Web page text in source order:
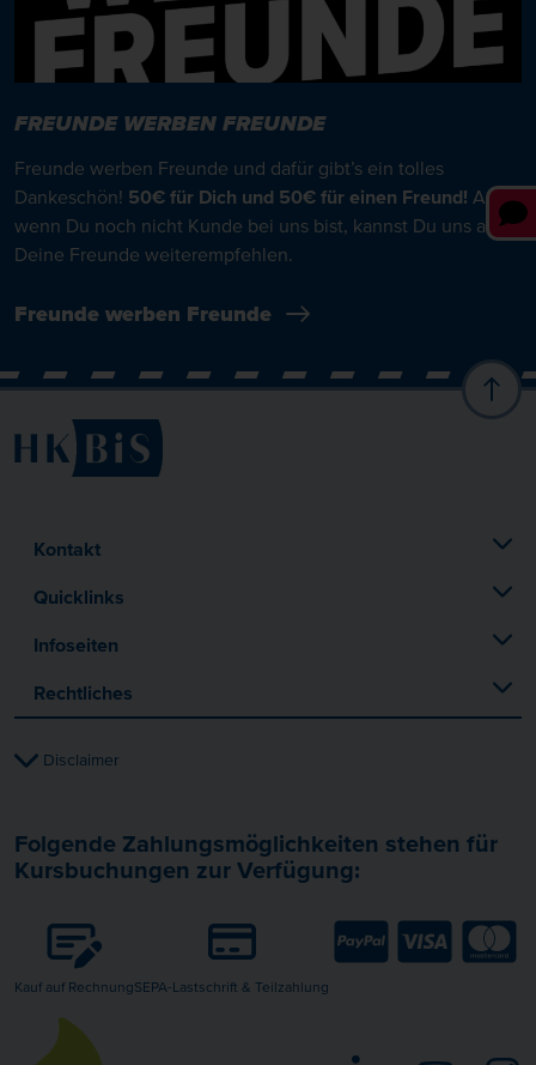
FREUNDE WERBEN FREUNDE
Freunde werben Freunde und dafür gibt’s ein tolles
Dankeschön! 50€ für Dich und 50€ für einen Freund! Auch
wenn Du noch nicht Kunde bei uns bist, kannst Du uns an all
Deine Freunde weiterempfehlen.
Freunde werben Freunde
Kontakt
Quicklinks
Infoseiten
Rechtliches
Disclaimer
Folgende Zahlungsmöglichkeiten stehen für
Kursbuchungen zur Verfügung:
Kauf auf RechnungSEPA-Lastschrift & Teilzahlung